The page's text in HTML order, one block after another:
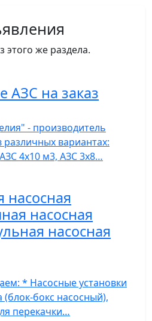
же раздела.
АЗС на заказ
- производитель
вариантах:
4х10 м3, АЗС 3х8…
насосная
насосная
насосная
* Насосные установки
(блок-бокс насосный),
перекачки…